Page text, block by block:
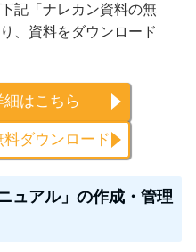
記「ナレカン資料の無
、資料をダウンロード
はこちら
ダウンロード
ュアル」の作成・管理